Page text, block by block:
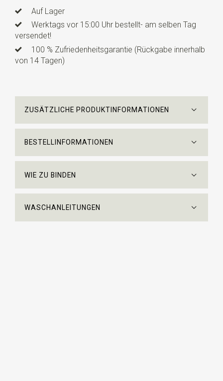
Werke von M.C. Escher © die M.C. Escher Company
B.V.
Auf Lager
Werktags vor 15:00 Uhr bestellt- am selben Tag
versendet!
100 % Zufriedenheitsgarantie (Rückgabe innerhalb
von 14 Tagen)
ZUSÄTZLICHE PRODUKTINFORMATIONEN
BESTELLINFORMATIONEN
WIE ZU BINDEN
WASCHANLEITUNGEN